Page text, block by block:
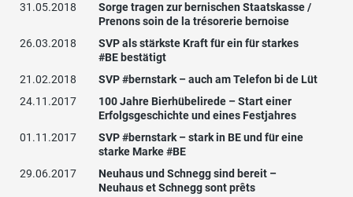
31.05.2018
Sorge tragen zur bernischen Staatskasse /
Prenons soin de la trésorerie bernoise
26.03.2018
SVP als stärkste Kraft für ein für starkes
#BE bestätigt
21.02.2018
SVP #bernstark – auch am Telefon bi de Lüt
24.11.2017
100 Jahre Bierhübelirede – Start einer
Erfolgsgeschichte und eines Festjahres
01.11.2017
SVP #bernstark – stark in BE und für eine
starke Marke #BE
29.06.2017
Neuhaus und Schnegg sind bereit –
Neuhaus et Schnegg sont prêts